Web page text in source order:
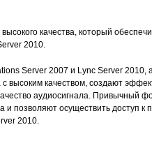
качества, который
2010.
Server 2007 и Lync Server 2010,
высоким качеством, создают
аудиосигнала. Привычный
позволяют осуществить доступ к
2010.